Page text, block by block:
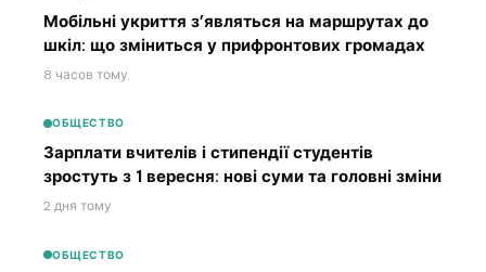
Мобільні укриття з’являться на маршрутах до
шкіл: що зміниться у прифронтових громадах
8 часов тому
ОБЩЕСТВО
Зарплати вчителів і стипендії студентів
зростуть з 1 вересня: нові суми та головні зміни
2 дня тому
ОБЩЕСТВО